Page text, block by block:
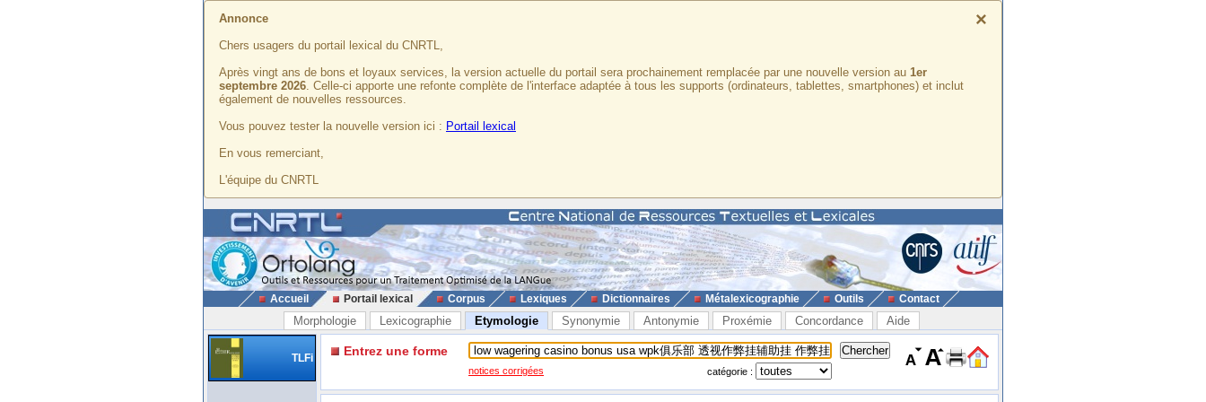
×
Annonce
Chers usagers du portail lexical du CNRTL,
Après vingt ans de bons et loyaux services, la version actuelle du portail sera prochainement remplacée par une nouvelle version au 1er
septembre 2026. Celle-ci apporte une refonte complète de l'interface adaptée à tous les supports (ordinateurs, tablettes, smartphones) et inclut
également de nouvelles ressources.
Vous pouvez tester la nouvelle version ici : Portail lexical
En vous remerciant,
L'équipe du CNRTL
Accueil Portail lexical Corpus Lexiques Dictionnaires Métalexicographie Outils Contact
Morphologie Lexicographie Etymologie Synonymie Antonymie Proxémie Concordance Aide
TLFi Entrez une forme
notices corrigées catégorie :